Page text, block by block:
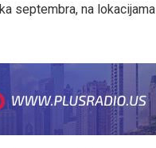
septembra, na lokacijama